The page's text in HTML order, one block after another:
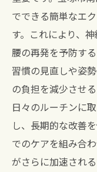
でできる簡単なエ
す。これにより、
腰の再発を予防す
習慣の見直しや姿
の負担を減少させ
日々のルーチンに
し、長期的な改善
でのケアを組み合
がさらに加速され